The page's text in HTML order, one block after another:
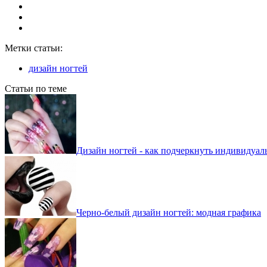
Метки статьи:
дизайн ногтей
Статьи по теме
Дизайн ногтей - как подчеркнуть
Черно-белый дизайн ногтей: модная графика